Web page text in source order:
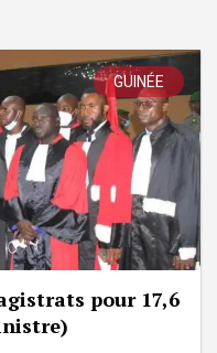
GUINÉE
pour 17,6